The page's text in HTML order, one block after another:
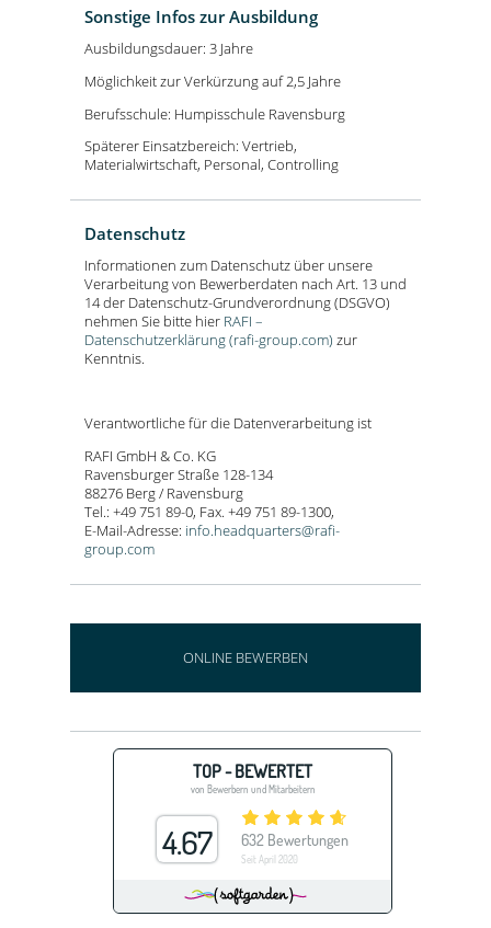
Sonstige Infos zur Ausbildung
Ausbildungsdauer: 3 Jahre
Möglichkeit zur Verkürzung auf 2,5 Jahre
Berufsschule: Humpisschule Ravensburg
Späterer Einsatzbereich: Vertrieb,
Materialwirtschaft, Personal, Controlling
Datenschutz
Informationen zum Datenschutz über unsere
Verarbeitung von Bewerberdaten nach Art. 13 und
14 der Datenschutz-Grundverordnung (DSGVO)
nehmen Sie bitte hier RAFI –
Datenschutzerklärung (rafi-group.com) zur
Kenntnis.
Verantwortliche für die Datenverarbeitung ist
RAFI GmbH & Co. KG
Ravensburger Straße 128-134
88276 Berg / Ravensburg
Tel.: +49 751 89-0, Fax. +49 751 89-1300,
E-Mail-Adresse: info.headquarters@rafi-
group.com
ONLINE BEWERBEN